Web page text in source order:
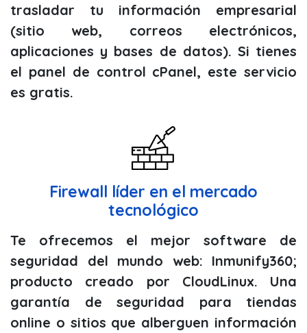
trasladar tu información empresarial
(sitio web, correos electrónicos,
aplicaciones y bases de datos). Si tienes
el panel de control cPanel, este servicio
es gratis.
Firewall líder en el mercado
tecnológico
Te ofrecemos el mejor software de
seguridad del mundo web: Inmunify360;
producto creado por CloudLinux. Una
garantía de seguridad para tiendas
online o sitios que alberguen información